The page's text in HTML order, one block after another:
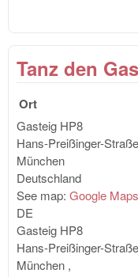
Tanz den
Ort
Gasteig HP8
Hans-Preißinger-
München
Deutschland
See map: Google Maps
DE
Gasteig HP8
Hans-Preißinger-
München ,